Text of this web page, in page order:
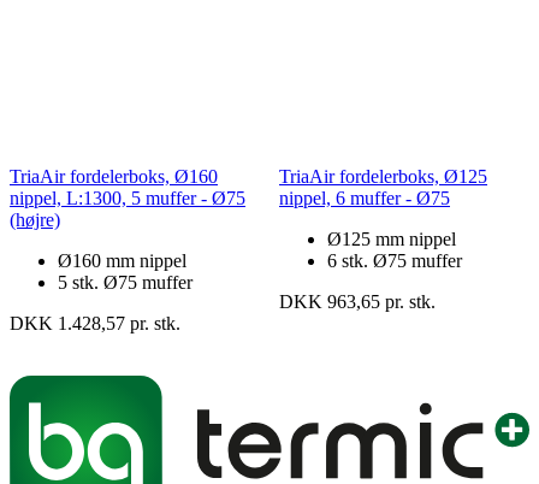
TriaAir fordelerboks, Ø160
nippel, L:1300, 5 muffer - Ø75
(højre)
Ø160 mm nippel
5 stk. Ø75 muffer
DKK 1.428,57 pr. stk.
TriaAir fordelerboks, Ø125
nippel, 6 muffer - Ø75
Ø125 mm nippel
6 stk. Ø75 muffer
DKK 963,65 pr. stk.